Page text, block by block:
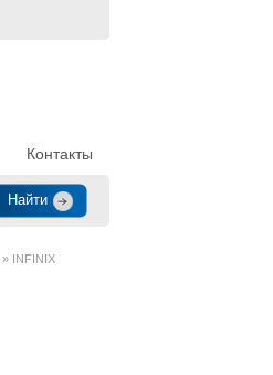
Контакты
» INFINIX